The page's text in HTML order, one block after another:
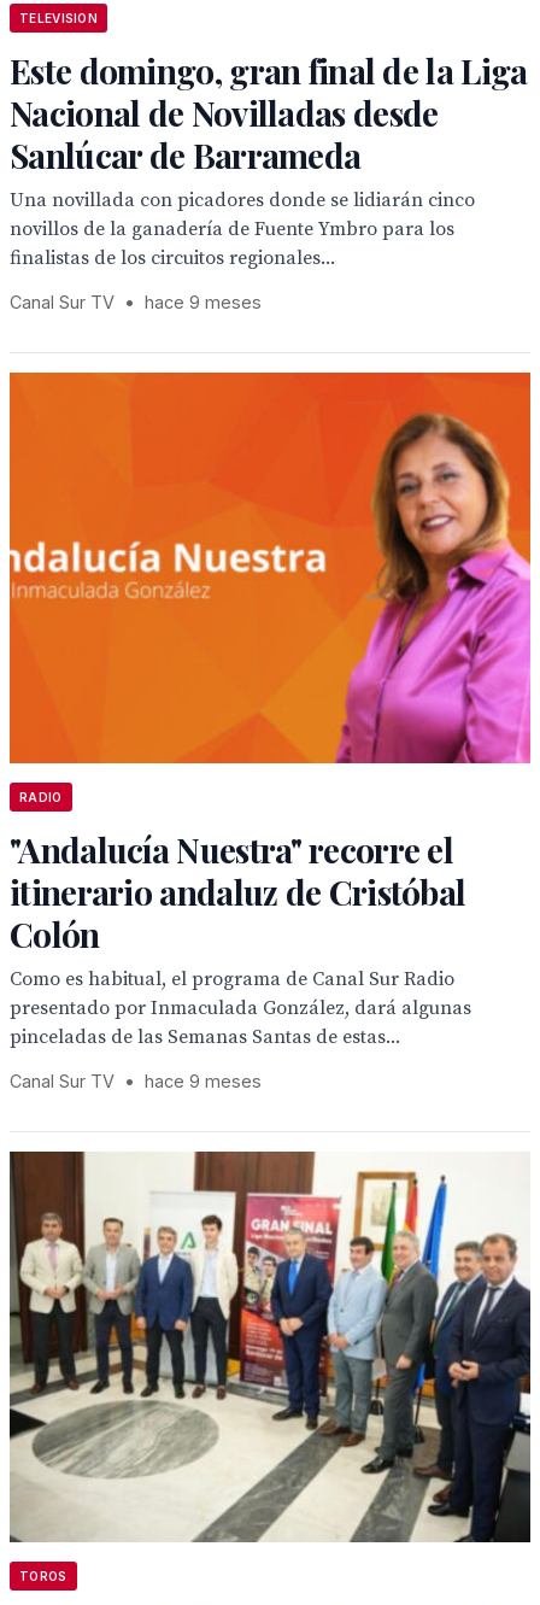
TELEVISION
Este domingo, gran final de la Liga
Nacional de Novilladas desde
Sanlúcar de Barrameda
Una novillada con picadores donde se lidiarán cinco
novillos de la ganadería de Fuente Ymbro para los
finalistas de los circuitos regionales...
Canal Sur TV • hace 9 meses
RADIO
"Andalucía Nuestra" recorre el
itinerario andaluz de Cristóbal
Colón
Como es habitual, el programa de Canal Sur Radio
presentado por Inmaculada González, dará algunas
pinceladas de las Semanas Santas de estas...
Canal Sur TV • hace 9 meses
TOROS